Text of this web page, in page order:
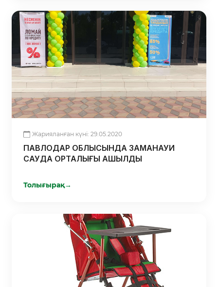
Жарияланған күні: 29.05.2020
ПАВЛОДАР ОБЛЫСЫНДА ЗАМАНАУИ
САУДА ОРТАЛЫҒЫ АШЫЛДЫ
Толығырақ→